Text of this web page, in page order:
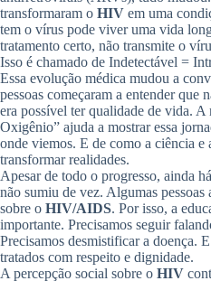
transformaram o HIV em uma
tem o vírus pode viver uma vida
tratamento certo, não transmite o
Isso é chamado de Indetectável =
Essa evolução médica mudou a
pessoas começaram a entender que
era possível ter qualidade de vida. A
Oxigênio” ajuda a mostrar essa
onde viemos. E de como a ciência e
transformar realidades.
Apesar de todo o progresso, ainda
não sumiu de vez. Algumas pessoas
sobre o HIV/AIDS. Por isso, a
importante. Precisamos seguir
Precisamos desmistificar a doença.
tratados com respeito e dignidade.
A percepção social sobre o HIV